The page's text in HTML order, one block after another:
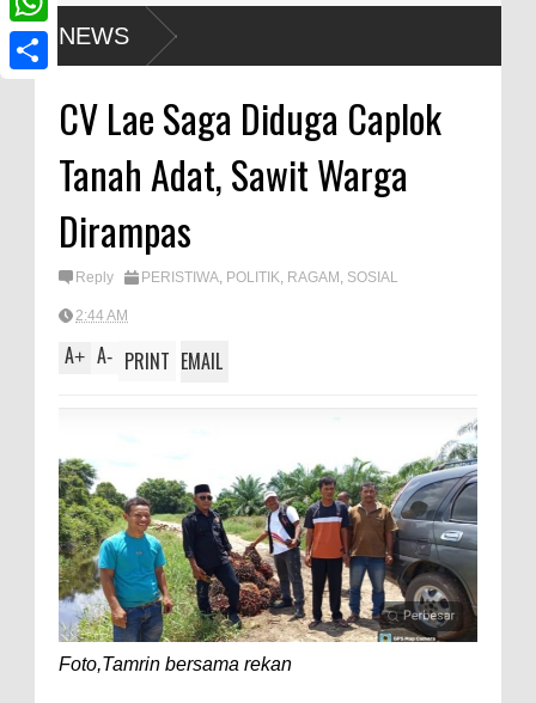
NEWS
CV Lae Saga Diduga Caplok
Tanah Adat, Sawit Warga
Dirampas
Reply PERISTIWA, POLITIK, RAGAM , SOSIAL
2:44 AM
A+ A- PRINT EMAIL
Foto,Tamrin bersama rekan
c
e
w
W
h